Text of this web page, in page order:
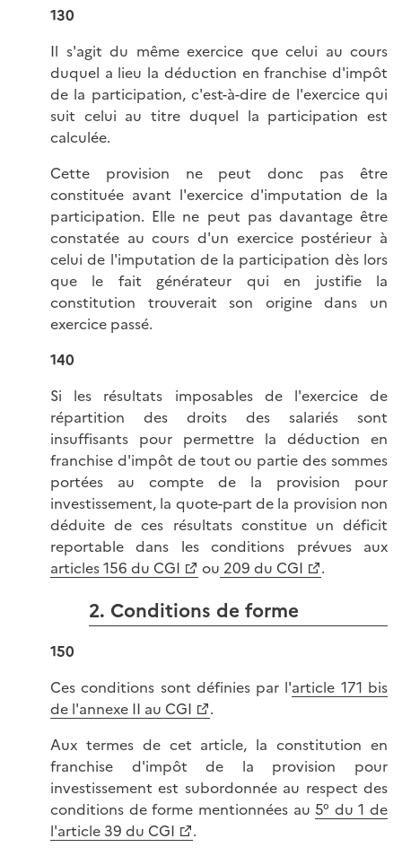
130
Il s'agit du même exercice que celui au cours
duquel a lieu la déduction en franchise d'impôt
de la participation, c'est-à-dire de l'exercice qui
suit celui au titre duquel la participation est
calculée.
Cette provision ne peut donc pas être
constituée avant l'exercice d'imputation de la
participation. Elle ne peut pas davantage être
constatée au cours d'un exercice postérieur à
celui de l'imputation de la participation dès lors
que le fait générateur qui en justifie la
constitution trouverait son origine dans un
exercice passé.
140
Si les résultats imposables de l'exercice de
répartition des droits des salariés sont
insuffisants pour permettre la déduction en
franchise d'impôt de tout ou partie des sommes
portées au compte de la provision pour
investissement, la quote-part de la provision non
déduite de ces résultats constitue un déficit
reportable dans les conditions prévues aux
articles 156 du CGI
ou 209 du CGI .
2. Conditions de forme
150
Ces conditions sont définies par l'article 171 bis
de l'annexe II au CGI
.
Aux termes de cet article, la constitution en
franchise d'impôt de la provision pour
investissement est subordonnée au respect des
conditions de forme mentionnées au 5° du 1 de
l'article 39 du CGI
.